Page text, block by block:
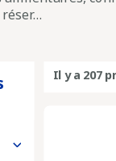
Il y a 207